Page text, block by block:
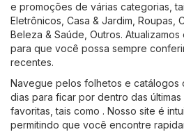
e promoções de várias categorias,
Eletrônicos Casa & Jardim Roupas,
Beleza & Saúde Outros.
para que você possa sempre
recentes.
Navegue pelos folhetos e catálogos
dias para ficar por dentro das
favoritas, tais como . Nosso site é
permitindo que você encontre